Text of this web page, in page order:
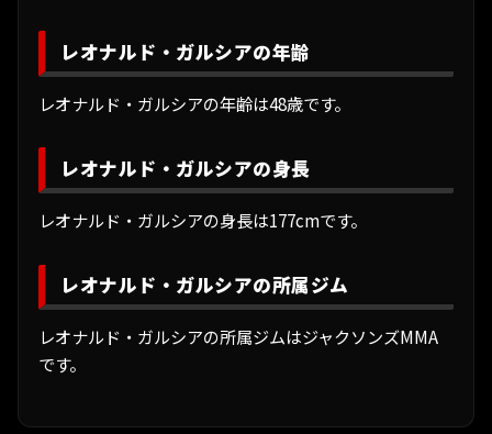
レオナルド・ガルシアの年齢
レオナルド・ガルシアの年齢は48歳です。
レオナルド・ガルシアの身長
レオナルド・ガルシアの身長は177cmです。
レオナルド・ガルシアの所属ジム
レオナルド・ガルシアの所属ジムはジャクソンズMMA
です。